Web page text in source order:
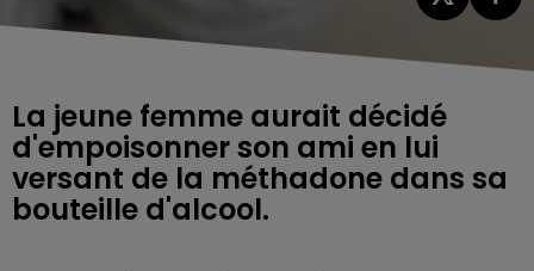
La jeune femme aurait décidé
d'empoisonner son ami en lui
versant de la méthadone dans sa
bouteille d'alcool.